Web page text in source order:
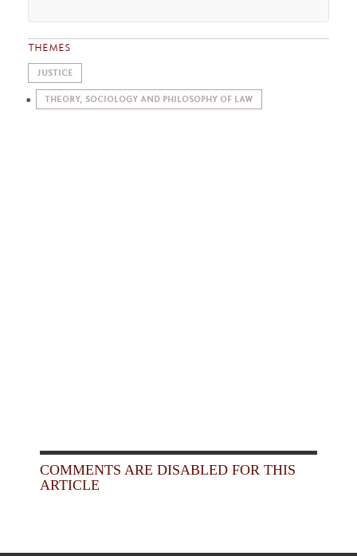
THEMES
JUSTICE
THEORY, SOCIOLOGY AND PHILOSOPHY OF LAW
COMMENTS ARE DISABLED FOR THIS
ARTICLE